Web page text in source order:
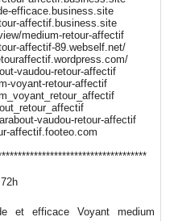
efficace.business.site
affectif.business.site
medium-retour-affectif
affectif-89.webself.net/
vaudou-retour-affectif
voyant-retour-affectif
vaudou-retour-affectif
affectif.footeo.com
et efficace Voyant medium